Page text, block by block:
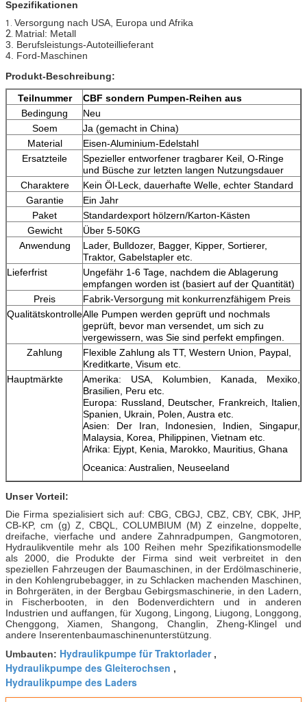
Spezifikationen
1. Versorgung nach USA, Europa und Afrika
2. Matrial: Metall
3. Berufsleistungs-Autoteillieferant
4. Ford-Maschinen
Produkt-Beschreibung:
Teilnummer
CBF sondern Pumpen-Reihen aus
Bedingung
Neu
Soem
Ja (gemacht in China)
Material
Eisen-Aluminium-Edelstahl
Ersatzteile
Spezieller entworfener tragbarer Keil, O-Ringe
und Büsche zur letzten langen Nutzungsdauer
Charaktere
Kein Öl-Leck, dauerhafte Welle, echter Standard
Garantie
Ein Jahr
Paket
Standardexport hölzern/Karton-Kästen
Gewicht
Über 5-50KG
Anwendung
Lader, Bulldozer, Bagger, Kipper, Sortierer,
Traktor, Gabelstapler etc.
Lieferfrist
Ungefähr 1-6 Tage, nachdem die Ablagerung
empfangen worden ist (basiert auf der Quantität)
Preis
Fabrik-Versorgung mit konkurrenzfähigem Preis
QualitätskontrolleAlle Pumpen werden geprüft und nochmals
geprüft, bevor man versendet, um sich zu
vergewissern, was Sie sind perfekt empfingen.
Zahlung
Flexible Zahlung als TT, Western Union, Paypal,
Kreditkarte, Visum etc.
Hauptmärkte
Amerika: USA, Kolumbien, Kanada, Mexiko,
Brasilien, Peru etc.
Europa: Russland, Deutscher, Frankreich, Italien,
Spanien, Ukrain, Polen, Austra etc.
Asien: Der Iran, Indonesien, Indien, Singapur,
Malaysia, Korea, Philippinen, Vietnam etc.
Afrika: Ejypt, Kenia, Marokko, Mauritius, Ghana
Oceanica: Australien, Neuseeland
Unser Vorteil:
Die Firma spezialisiert sich auf: CBG, CBGJ, CBZ, CBY, CBK, JHP,
CB-KP, cm (g) Z, CBQL, COLUMBIUM (M) Z einzelne, doppelte,
dreifache, vierfache und andere Zahnradpumpen, Gangmotoren,
Hydraulikventile mehr als 100 Reihen mehr Spezifikationsmodelle
als 2000, die Produkte der Firma sind weit verbreitet in den
speziellen Fahrzeugen der Baumaschinen, in der Erdölmaschinerie,
in den Kohlengrubebagger, in zu Schlacken machenden Maschinen,
in Bohrgeräten, in der Bergbau Gebirgsmaschinerie, in den Ladern,
in Fischerbooten, in den Bodenverdichtern und in anderen
Industrien und auffangen, für Xugong, Lingong, Liugong, Longgong,
Chenggong, Xiamen, Shangong, Changlin, Zheng-Klingel und
andere Inserentenbaumaschinenunterstützung.
Umbauten: Hydraulikpumpe für Traktorlader,
Hydraulikpumpe des Gleiterochsen ,
Hydraulikpumpe des Laders